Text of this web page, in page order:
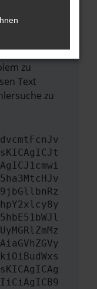
Schritte
bitte. Wir
zu
Text
zu